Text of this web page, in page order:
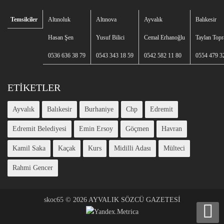
Temsilciler Altınoluk
Hasan Şen
0536 636 38 79
Altınova
Yusuf Bilici
0543 343 18 59
Ayvalık
Cemal Erhanoğlu
0542 582 11 80
Balıkesir
Taylan
0554 479
ETIKETLER
Ayvalık Balıkesir Burhaniye Chp Edremit
Edremit Belediyesi Emin Ersoy Göçmen Havran
Kamil Saka Kaçak Kurs Midilli Adası Mülteci
Rahmi Gencer
skoc65 © 2026 AYVALIK SÖZCÜ GAZETESİ